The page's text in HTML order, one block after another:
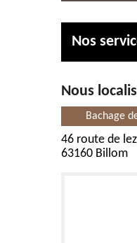
Nos
Nous
Bachage
46 route de
63160 Billom